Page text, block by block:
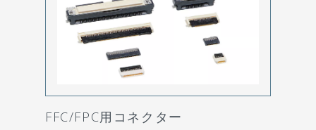
FFC/FPC用コネクター